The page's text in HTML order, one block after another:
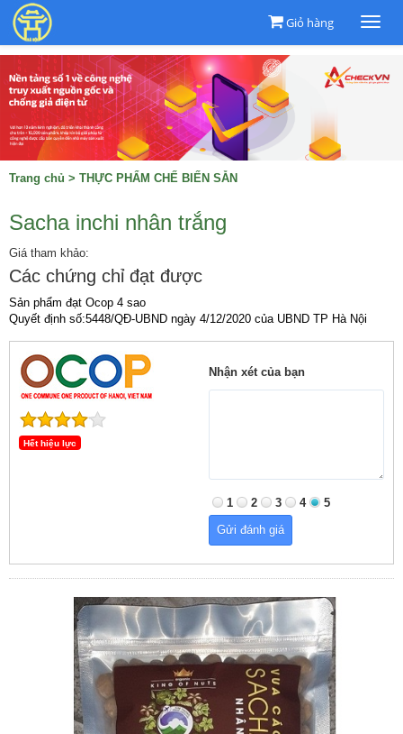
Giỏ hàng
Trang chủ > THỰC PHẨM CHẾ BIẾN SẴN
Sacha inchi nhân trắng
Giá tham khảo:
Các chứng chỉ đạt được
Sản phẩm đạt Ocop 4 sao
Quyết định số:5448/QĐ-UBND ngày 4/12/2020 của UBND TP Hà Nội
Hết hiệu lực
Nhận xét của bạn
1 2 3 4 5